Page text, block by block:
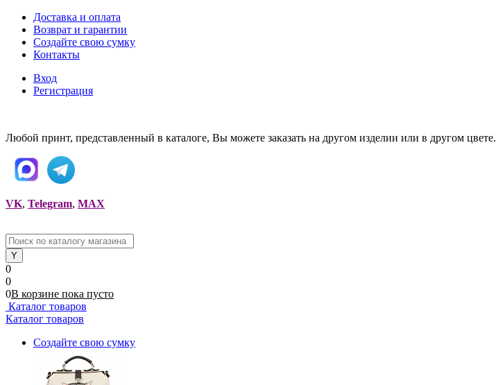
Доставка и оплата
Возврат и гарантии
Создайте свою сумку
Контакты
Вход
Регистрация
Любой принт, представленный в каталоге, Вы можете заказать на другом изделии или в другом цвете.
VK, Telegram, MAX
0
0
0В корзине пока пусто
Каталог товаров
Каталог товаров
Создайте свою сумку